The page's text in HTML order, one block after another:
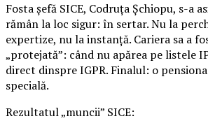
Fosta șefă SICE, Codruța Șchiopu, s-a
rămân la loc sigur: în sertar. Nu la
expertize, nu la instanță. Cariera sa a
„protejată”: când nu apărea pe listele
direct dinspre IGPR. Finalul: o
specială.
Rezultatul „muncii” SICE: